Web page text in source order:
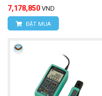
7,178,850 VND
ĐẶT MUA